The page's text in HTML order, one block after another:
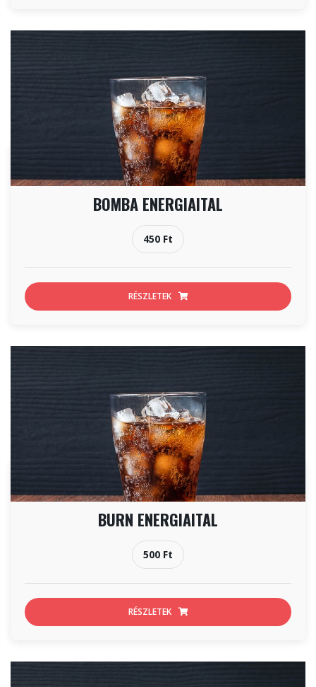
BOMBA ENERGIAITAL
450 Ft
RÉSZLETEK
BURN ENERGIAITAL
500 Ft
RÉSZLETEK